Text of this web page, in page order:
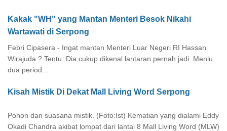
Kakak "WH" yang Mantan Menteri Besok Nikahi
Wartawati di Serpong
Febri Cipasera - Ingat mantan Menteri Luar Negeri RI Hassan
Wirajuda ? Tentu. Dia cukup dikenal lantaran pernah jadi Menlu
dua period...
Kisah Mistik Di Dekat Mall Living Word Serpong
Pohon dan suasana mistik. (Foto:Ist) Kematian yang dialami Eddy
Okadi Chandra akibat lompat dari lantai 8 Mall Living Word (MLW)